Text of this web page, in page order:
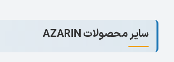
سایر محصولات AZARIN